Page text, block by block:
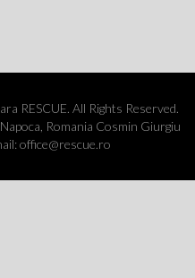
RESCUE. All Rights Reserved.
Romania Cosmin Giurgiu
office@rescue.ro